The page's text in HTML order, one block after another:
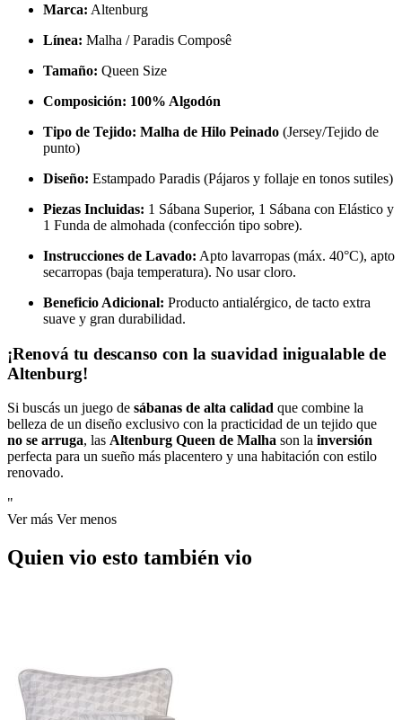
Marca: Altenburg
Línea: Malha / Paradis Composê
Tamaño: Queen Size
Composición: 100% Algodón
Tipo de Tejido: Malha de Hilo Peinado (Jersey/Tejido de
punto)
Diseño: Estampado Paradis (Pájaros y follaje en tonos sutiles)
Piezas Incluidas: 1 Sábana Superior, 1 Sábana con Elástico y
1 Funda de almohada (confección tipo sobre).
Instrucciones de Lavado: Apto lavarropas (máx. 40°C), apto
secarropas (baja temperatura). No usar cloro.
Beneficio Adicional: Producto antialérgico, de tacto extra
suave y gran durabilidad.
¡Renová tu descanso con la suavidad inigualable de
Altenburg!
Si buscás un juego de sábanas de alta calidad que combine la
belleza de un diseño exclusivo con la practicidad de un tejido que
no se arruga, las Altenburg Queen de Malha son la inversión
perfecta para un sueño más placentero y una habitación con estilo
renovado.
"
Ver más Ver menos
Quien vio esto también vio